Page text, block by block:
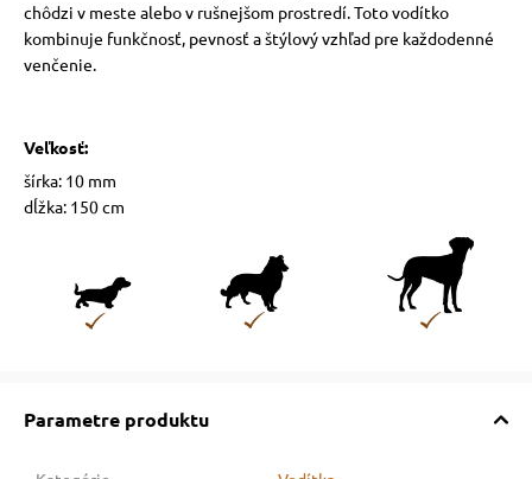
chôdzi v meste alebo v rušnejšom prostredí. Toto vodítko
kombinuje funkčnosť, pevnosť a štýlový vzhľad pre každodenné
venčenie.
Veľkosť:
šírka: 10 mm
dĺžka: 150 cm
Parametre produktu